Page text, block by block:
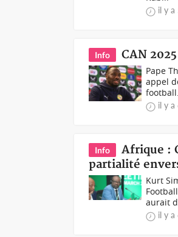
il y a
Info CAN
Pape
appel
il y a
Info
Afrique :
partialité
Kurt
aurait
il y a